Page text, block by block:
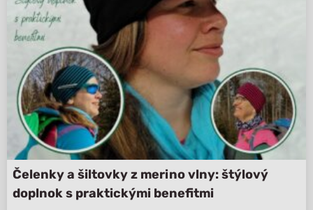
Čelenky a šiltovky z merino vlny: štýlový
doplnok s praktickými benefitmi